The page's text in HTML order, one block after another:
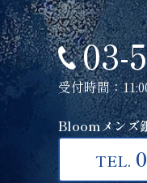
03-
受付時間：
Bloomメンズ
TEL.